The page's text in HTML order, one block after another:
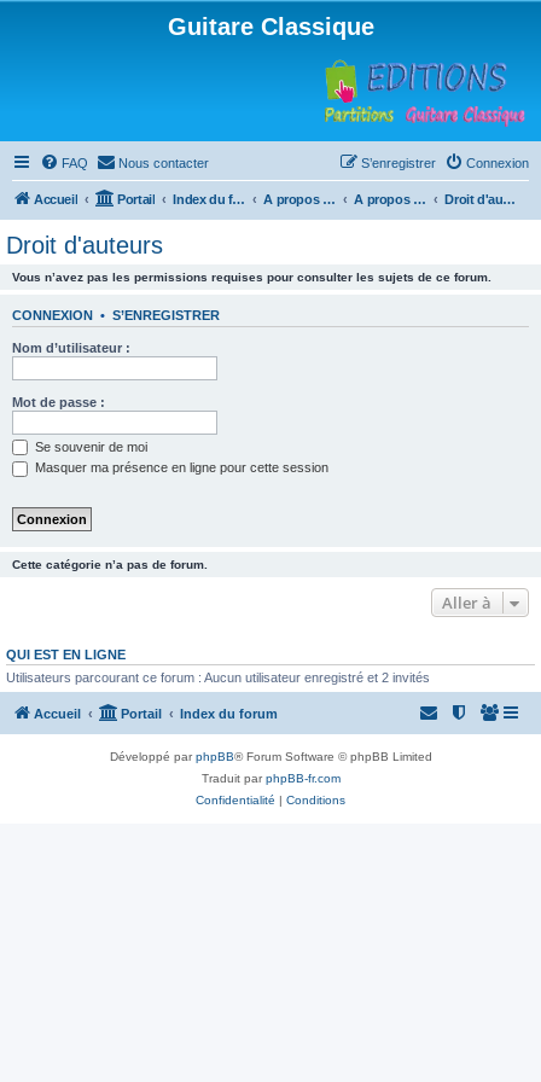
Guitare Classique
FAQ Nous contacter Connexion
S’enregistrer
Accueil Portail Index du forum A propos du forum A propos du forum Droit d'auteurs
Droit d'auteurs
Vous n’avez pas les permissions requises pour consulter les sujets de ce forum.
CONNEXION • S’ENREGISTRER
Nom d’utilisateur :
Mot de passe :
Se souvenir de moi
Masquer ma présence en ligne pour cette session
Cette catégorie n’a pas de forum.
Aller à
QUI EST EN LIGNE
Utilisateurs parcourant ce forum : Aucun utilisateur enregistré et 2 invités
Accueil Portail Index du forum
Développé parphpBB® Forum Software © phpBB Limited
Traduit parphpBB-fr.com
Confidentialité | Conditions